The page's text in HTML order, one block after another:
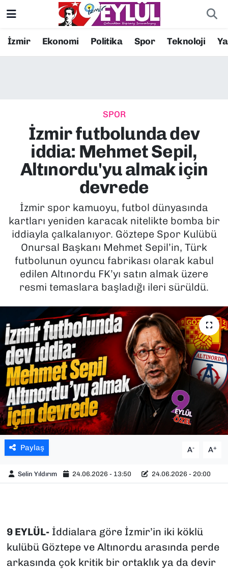
İzmir Ekonomi Politika Spor Teknoloji
SPOR
İzmir futbolunda dev
iddia: Mehmet Sepil,
Altınordu'yu almak için
devrede
İzmir spor kamuoyu, futbol dünyasında
kartları yeniden karacak nitelikte bomba bir
iddiayla çalkalanıyor. Göztepe Spor Kulübü
Onursal Başkanı Mehmet Sepil’in, Türk
futbolunun oyuncu fabrikası olarak kabul
edilen Altınordu FK’yı satın almak üzere
resmi temaslara başladığı ileri sürüldü.
Paylaş A- A+
Selin Yıldırım 24.06.2026 - 13:50 24.06.2026 - 20:00
9 EYLÜL-İddialara göre İzmir’in iki köklü
kulübü Göztepe ve Altınordu arasında perde
arkasında çok kritik bir ortaklık ya da devir
Resmi İlanlar
EKONOMİ
KÜLTÜR SANAT
POLİTİKA
SAĞLIK
SPOR
YAŞAM
YEREL YÖNETİMLER
Konak Nöbetçi Eczaneler
Süper Lig Puan Durumu ve Fikstür
Tüm Manşetler
Son Dakika Haberleri